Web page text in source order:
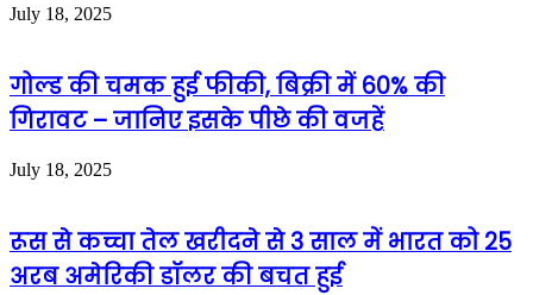
July 18, 2025
गोल्ड की चमक हुई फीकी, बिक्री में 60% की
गिरावट – जानिए इसके पीछे की वजहें
July 18, 2025
रूस से कच्चा तेल खरीदने से 3 साल में भारत को 25
अरब अमेरिकी डॉलर की बचत हुई